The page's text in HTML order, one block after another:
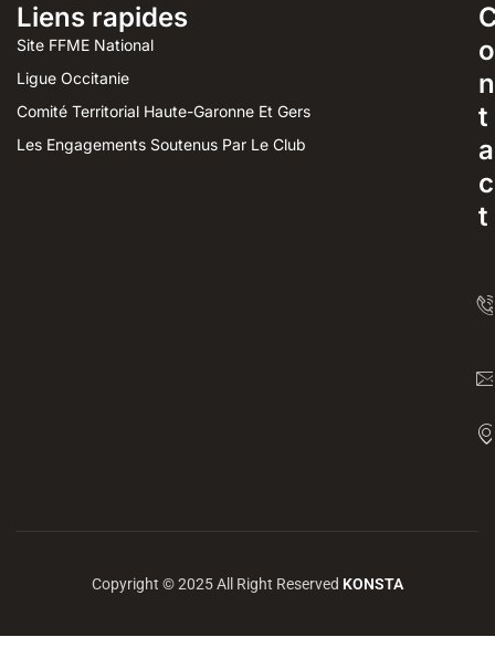
Liens rapides
Site FFME National
Ligue Occitanie
Comité Territorial Haute-Garonne Et Gers
Les Engagements Soutenus Par Le Club
o
n
t
a
c
t
Copyright © 2025 All Right Reserved KONSTA